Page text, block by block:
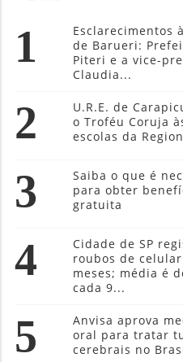
1
Esclarecimentos
de Barueri:
Piteri e a vice-
Claudia...
2
U.R.E. de
o Troféu Coruja
escolas da
3
Saiba o que é
para obter
gratuita
4
Cidade de SP
roubos de
meses; média é
cada 9...
5
Anvisa aprova
oral para tratar
cerebrais no